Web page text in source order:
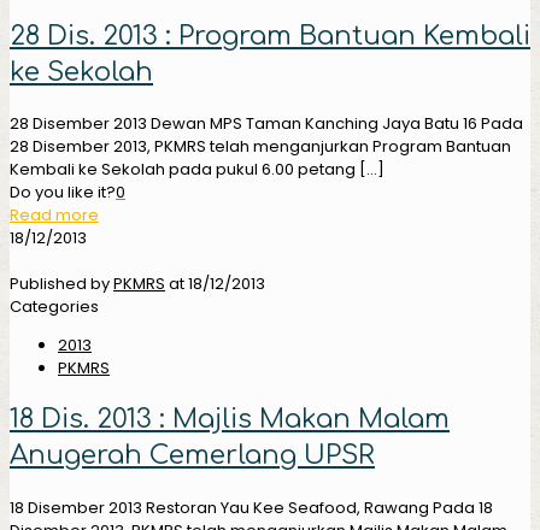
28 Dis. 2013 : Program Bantuan Kembali
ke Sekolah
28 Disember 2013 Dewan MPS Taman Kanching Jaya Batu 16 Pada
28 Disember 2013, PKMRS telah menganjurkan Program Bantuan
Kembali ke Sekolah pada pukul 6.00 petang […]
Do you like it?0
Read more
18/12/2013
Published byPKMRS at18/12/2013
Categories
2013
PKMRS
18 Dis. 2013 : Majlis Makan Malam
Anugerah Cemerlang UPSR
18 Disember 2013 Restoran Yau Kee Seafood, Rawang Pada 18